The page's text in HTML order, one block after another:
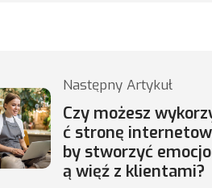
Następny Artykuł
Czy możesz
ć stronę
by stworzyć
ą więź z klientami?